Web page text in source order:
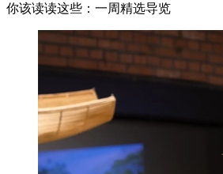
你该读读这些：一周精选导览